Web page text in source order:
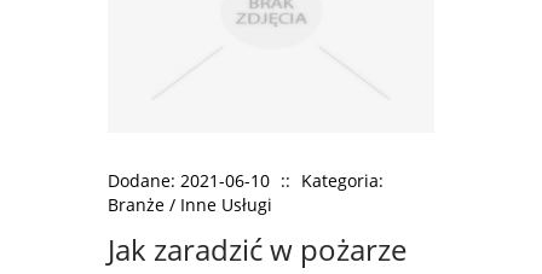
Dodane: 2021-06-10 :: Kategoria:
Branże / Inne Usługi
Jak zaradzić w pożarze